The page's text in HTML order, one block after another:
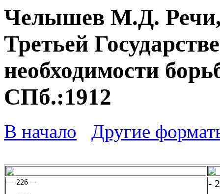
Челышев М.Д. Речи,
Третьей
необходимости
СПб.:1912
В начало Другие
— 226 —
-